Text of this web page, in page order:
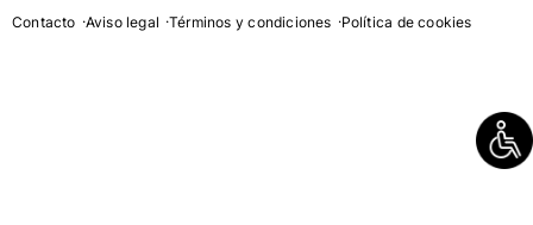
Contacto Aviso legal Términos y condiciones Política de cookies